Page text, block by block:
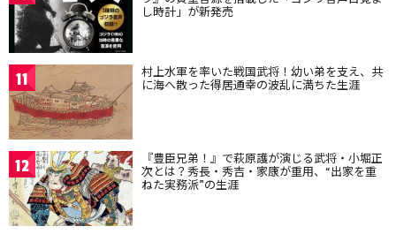
し時計」が新発売
11 村上水軍を率いた戦国武将！幼い弟を支え、共
に海へ散った得居通幸の波乱に満ちた生涯
12 『豊臣兄弟！』で萩原護が演じる武将・小堀正
次とは？秀長・秀吉・家康が重用、“出家を重
ねた実務派”の生涯